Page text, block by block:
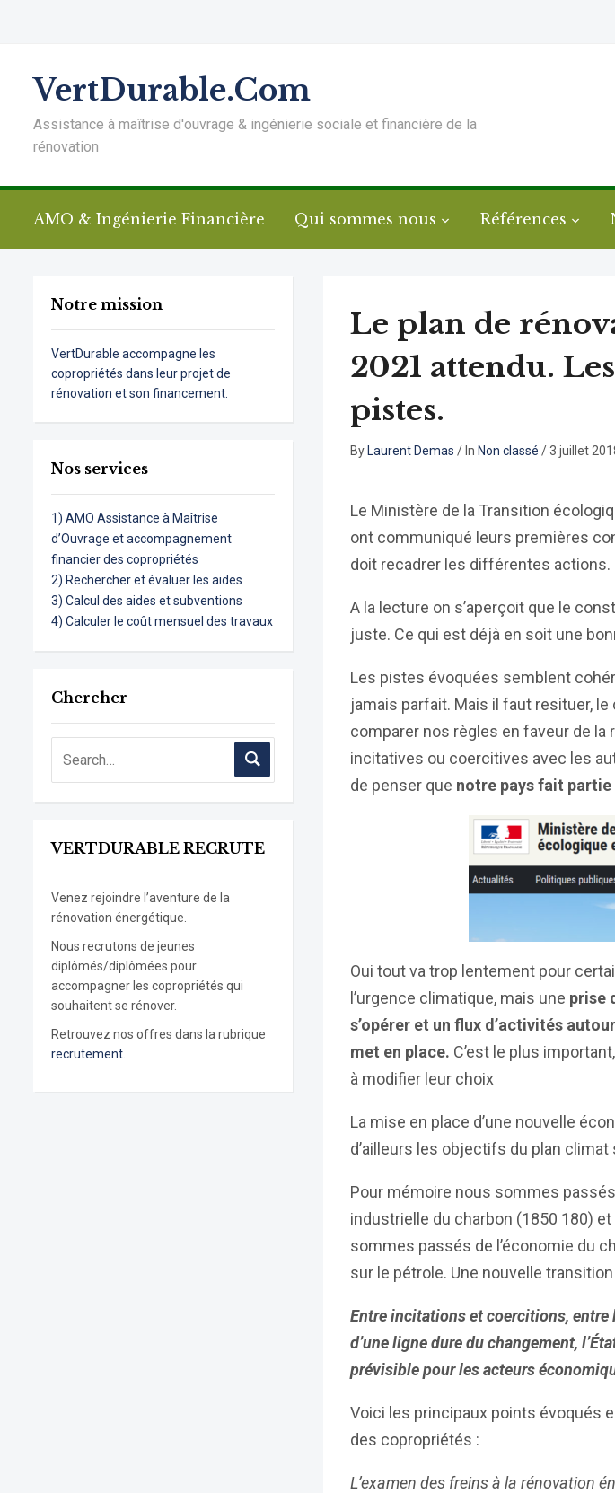
VertDurable.Com
Assistance à maîtrise d'ouvrage & ingénierie sociale et financière de la
rénovation
AMO & Ingénierie Financière Qui sommes nous Références
Notre mission
VertDurable accompagne les
copropriétés dans leur projet de
rénovation et son financement.
Nos services
1) AMO Assistance à Maîtrise
d’Ouvrage et accompagnement
financier des copropriétés
2) Rechercher et évaluer les aides
3) Calcul des aides et subventions
4) Calculer le coût mensuel des travaux
Chercher
VERTDURABLE RECRUTE
Venez rejoindre l’aventure de la
rénovation énergétique.
Nous recrutons de jeunes
diplômés/diplômées pour
accompagner les copropriétés qui
souhaitent se rénover.
Retrouvez nos offres dans la rubrique
recrutement.
Le plan de
2021 attendu.
pistes.
By Laurent Demas / In Non classé /3 juillet
Le Ministère de la Transition
ont communiqué leurs premières
doit recadrer les différentes actions.
A la lecture on s’aperçoit que le
juste. Ce qui est déjà en soit une
Les pistes évoquées semblent
jamais parfait. Mais il faut resituer,
comparer nos règles en faveur de la
incitatives ou coercitives avec les
de penser que notre pays fait partie
Oui tout va trop lentement pour
l’urgence climatique, mais une prise
s’opérer et un flux d’activités
met en place. C’est le plus
à modifier leur choix
La mise en place d’une nouvelle
d’ailleurs les objectifs du plan climat
Pour mémoire nous sommes passés
industrielle du charbon (1850 180)
sommes passés de l’économie du
sur le pétrole. Une nouvelle
Entre incitations et coercitions, entre
d’une ligne dure du changement,
prévisible pour les acteurs
Voici les principaux points évoqués
des copropriétés :
L’examen des freins à la rénovation